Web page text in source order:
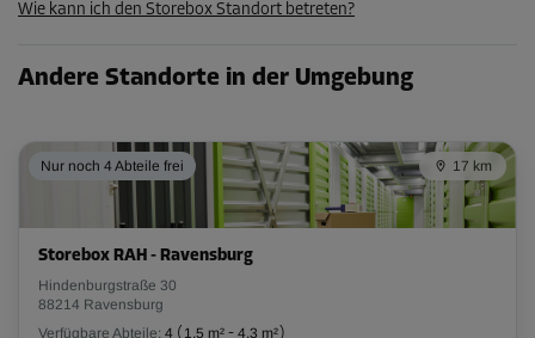
Ab
L:1,2m B:1,1m
Ab
Wie kann ich den Storebox Standort betreten?
Andere Standorte in der Umgebung
Nur noch 4 Abteile frei 17 km
Storebox RAH - Ravensburg
Hindenburgstraße 30
88214 Ravensburg
Verfügbare Abteile: 4 ( 1,5 m² - 4,3 m²)